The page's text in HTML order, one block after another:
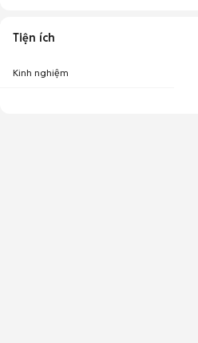
Tiện ích
Kinh nghiệm